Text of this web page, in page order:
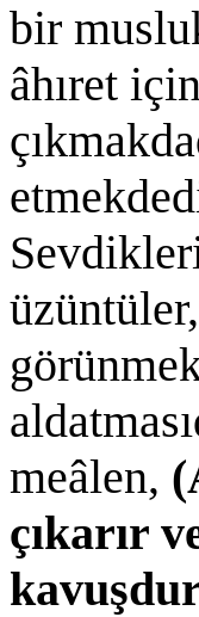
bir
âhıret
üzüntüler,
meâlen,
çıkarır